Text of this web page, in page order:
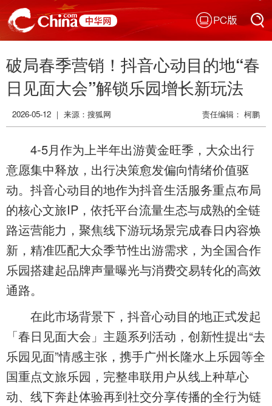
搜索
搜索
PC版
破局春季营销！抖音心动目的地“春
日见面大会”解锁乐园增长新玩法
2026-05-12 ｜ 来源：搜狐网 责任编辑： 柯鹏
4-5月作为上半年出游黄金旺季，大众出行
意愿集中释放，出行决策愈发偏向情绪价值驱
动。抖音心动目的地作为抖音生活服务重点布局
的核心文旅IP，依托平台流量生态与成熟的全链
路运营能力，聚焦线下游玩场景完成春日内容焕
新，精准匹配大众季节性出游需求，为全国合作
乐园搭建起品牌声量曝光与消费交易转化的高效
通路。
在此市场背景下，抖音心动目的地正式发起
「春日见面大会」主题系列活动，创新性提出“去
乐园见面”情感主张，携手广州长隆水上乐园等全
国重点文旅乐园，完整串联用户从线上种草心
动、线下奔赴体验再到社交分享传播的全行为链